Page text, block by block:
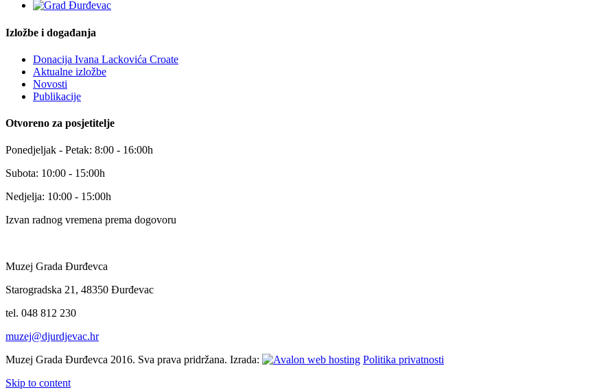
Izložbe i događanja
Donacija Ivana Lackovića Croate
Aktualne izložbe
Novosti
Publikacije
Otvoreno za posjetitelje
Ponedjeljak - Petak: 8:00 - 16:00h
Subota: 10:00 - 15:00h
Nedjelja: 10:00 - 15:00h
Izvan radnog vremena prema dogovoru
Muzej Grada Đurđevca
Starogradska 21, 48350 Đurđevac
tel. 048 812 230
muzej@djurdjevac.hr
Muzej Grada Đurđevca 2016. Sva prava pridržana. Izrada:
Politika privatnosti
Skip to content